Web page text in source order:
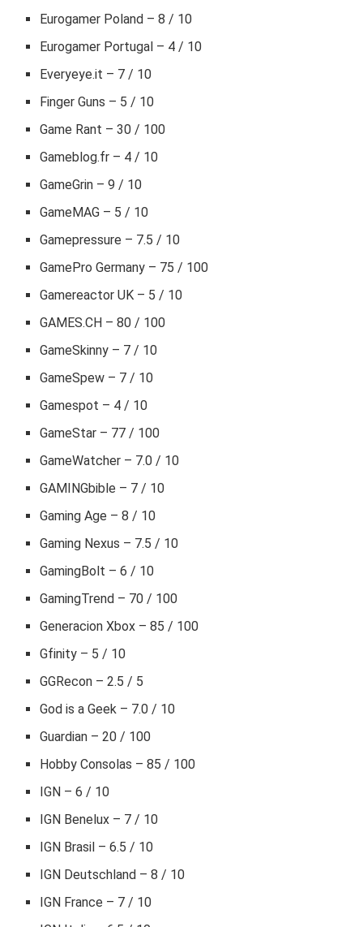
Eurogamer Poland – 8 / 10
Eurogamer Portugal – 4 / 10
Everyeye.it – 7 / 10
Finger Guns – 5 / 10
Game Rant – 30 / 100
Gameblog.fr – 4 / 10
GameGrin – 9 / 10
GameMAG – 5 / 10
Gamepressure – 7.5 / 10
GamePro Germany – 75 / 100
Gamereactor UK – 5 / 10
GAMES.CH – 80 / 100
GameSkinny – 7 / 10
GameSpew – 7 / 10
Gamespot – 4 / 10
GameStar – 77 / 100
GameWatcher – 7.0 / 10
GAMINGbible – 7 / 10
Gaming Age – 8 / 10
Gaming Nexus – 7.5 / 10
GamingBolt – 6 / 10
GamingTrend – 70 / 100
Generacion Xbox – 85 / 100
Gfinity – 5 / 10
GGRecon – 2.5 / 5
God is a Geek – 7.0 / 10
Guardian – 20 / 100
Hobby Consolas – 85 / 100
IGN – 6 / 10
IGN Benelux – 7 / 10
IGN Brasil – 6.5 / 10
IGN Deutschland – 8 / 10
IGN France – 7 / 10